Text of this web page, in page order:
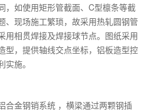
，如使用矩形管截面、C型檩条等截
、现场施工繁琐，故采用热轧圆钢管
用相贯焊接及焊接球节点。图纸采用
型，提供轴线交点坐标，铝板造型控
施。
合金钢销系统 ，横梁通过两颗钢插